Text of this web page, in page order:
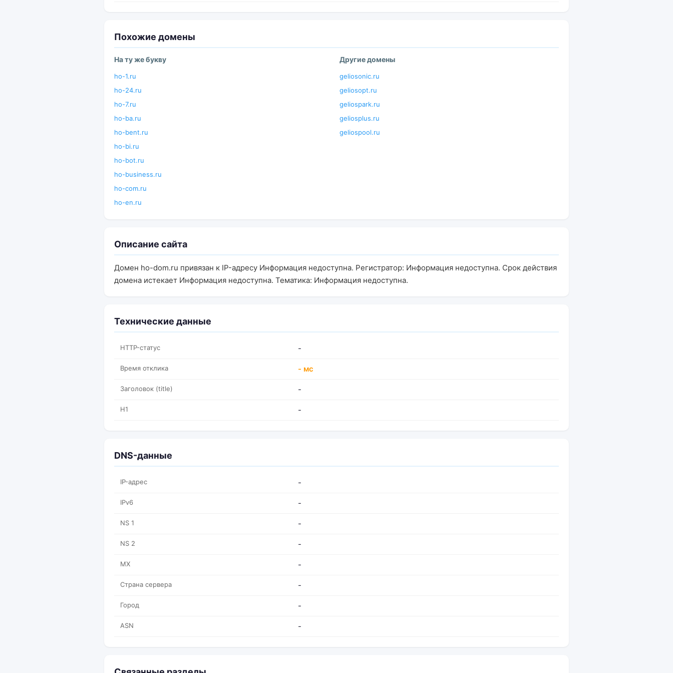
Похожие домены
На ту же букву
ho-1.ru
ho-24.ru
ho-7.ru
ho-ba.ru
ho-bent.ru
ho-bi.ru
ho-bot.ru
ho-business.ru
ho-com.ru
ho-en.ru
Другие домены
geliosonic.ru
geliosopt.ru
geliospark.ru
geliosplus.ru
geliospool.ru
Описание сайта
Домен ho-dom.ru привязан к IP-адресу Информация недоступна. Регистратор: Информация недоступна. Срок действия
домена истекает Информация недоступна. Тематика: Информация недоступна.
Технические данные
HTTP-статус -
Время отклика - мс
Заголовок (title) -
H1 -
DNS-данные
IP-адрес -
IPv6 -
NS 1 -
NS 2 -
MX -
Страна сервера -
Город -
ASN -